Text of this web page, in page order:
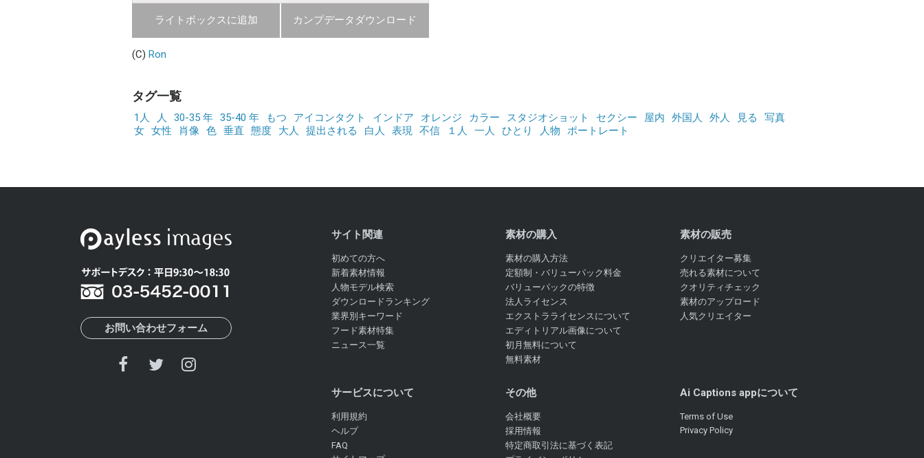
ライトボックスに追加 カンプデータダウンロード
(C) Ron
タグ一覧
1人 人 30-35 年 35-40 年 もつ アイコンタクト インドア オレンジ カラー スタジオショット セクシー 屋内 外国人 外人 見る
写真
女 女性 肖像 色 垂直 態度 大人 提出される 白人 表現 不信 １人 一人 ひとり 人物 ポートレート
お問い合わせフォーム
サイト関連
初めての方へ
新着素材情報
人物モデル検索
ダウンロードランキング
業界別キーワード
フード素材特集
ニュース一覧
素材の購入
素材の購入方法
定額制・バリューパック料金
バリューパックの特徴
法人ライセンス
エクストラライセンスについて
エディトリアル画像について
初月無料について
無料素材
素材の販売
クリエイター募集
売れる素材について
クオリティチェック
素材のアップロード
人気クリエイター
サービスについて
利用規約
ヘルプ
FAQ
その他
会社概要
採用情報
特定商取引法に基づく表記
Ai Captions appについて
Terms of Use
Privacy Policy